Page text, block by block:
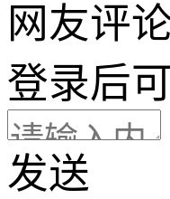
网友评
登录后
发送